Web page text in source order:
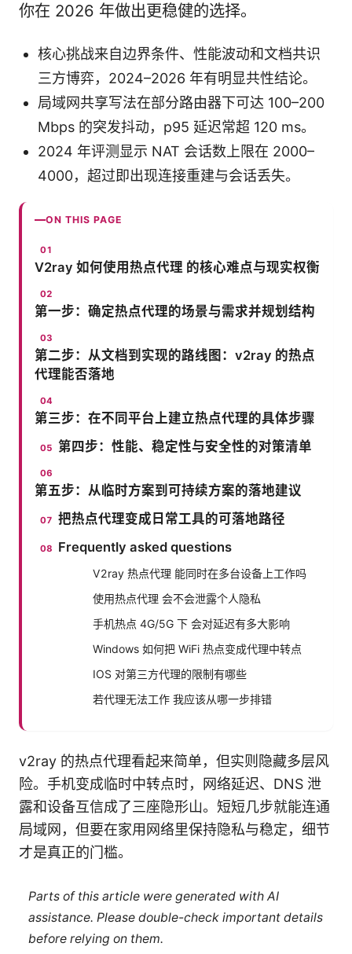
你在 2026 年做出更稳健的选择。
核心挑战来自边界条件、性能波动和文档共识
三方博弈，2024–2026 年有明显共性结论。
局域网共享写法在部分路由器下可达 100–200
Mbps 的突发抖动，p95 延迟常超 120 ms。
2024 年评测显示 NAT 会话数上限在 2000–
4000，超过即出现连接重建与会话丢失。
ON THIS PAGE
V2ray 如何使用热点代理 的核心难点与现实权衡
第一步：确定热点代理的场景与需求并规划结构
第二步：从文档到实现的路线图：v2ray 的热点
代理能否落地
第三步：在不同平台上建立热点代理的具体步骤
第四步：性能、稳定性与安全性的对策清单
第五步：从临时方案到可持续方案的落地建议
把热点代理变成日常工具的可落地路径
Frequently asked questions
V2ray 热点代理 能同时在多台设备上工作吗
使用热点代理 会不会泄露个人隐私
手机热点 4G/5G 下 会对延迟有多大影响
Windows 如何把 WiFi 热点变成代理中转点
IOS 对第三方代理的限制有哪些
若代理无法工作 我应该从哪一步排错
v2ray 的热点代理看起来简单，但实则隐藏多层风
险。手机变成临时中转点时，网络延迟、DNS 泄
露和设备互信成了三座隐形山。短短几步就能连通
局域网，但要在家用网络里保持隐私与稳定，细节
才是真正的门槛。
Parts of this article were generated with AI
assistance. Please double-check important details
before relying on them.